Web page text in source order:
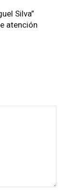
Silva”
atención